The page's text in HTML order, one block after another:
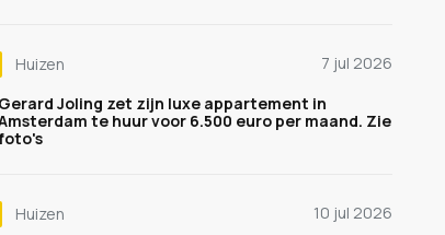
Huizen
7 jul 2026
Gerard Joling zet zijn luxe appartement in
te huur voor 6.500 euro per maand. Zie
Huizen
10 jul 2026